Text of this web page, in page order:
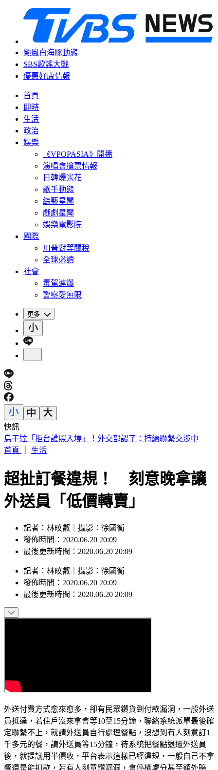
颱風白海豚動態
SBS歌謠大戰
優惠好康情報
首頁
即時
生活
政治
娛樂
《VPOPASIA》開播
演唱會搶票情報
日韓爆米花
歌手動態
綜藝星聞
戲劇星聞
娛樂電影院
國際
川普對等關稅
全球必讀
社會
毒駕連爆
警察愛無限
更多
快訊
白海豚接近！新北淡水驚見龍捲風 民眾驚呼：難得一遇
首頁
生活
超扯訂餐違規！ 刻意晚拿讓
外送員「低價轉賣」
記者：林旼叡｜攝影：徐國衡
發佈時間：2020.06.20 20:09
最後更新時間：2020.06.20 20:09
記者 ： 林旼叡 攝影 ： 徐國衡
發佈時間： 2020.06.20 20:09
最後更新時間： 2020.06.20 20:09
外送付費方式愈來愈多，卻有民眾鑽貨到付款漏洞，一般外送
員抵達，若住戶沒來拿會等10至15分鐘，聯絡系統派單最後確
定聯繫不上，就請外送員自行處理餐點，沒想到有人刻意訂1
千多元的餐，請外送員等15分鐘，待系統把餐點退還外送員
後，就提議用半價收，平台表示這樣已經違規，一般自己不拿
餐還是能扣款，若有人刻意鑽漏洞，會停權處分甚至額外賠